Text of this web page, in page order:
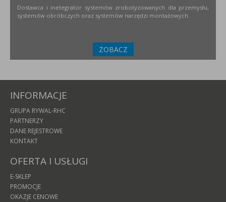
Dostawca i inetegrator systemów zrobotyzowanych dla przemysłu,
systemów obróbczych oraz systemów narzędzi montażowych.
ZOBACZ
INFORMACJE
GRUPA RYWAL-RHC
PARTNERZY
DANE REJESTROWE
KONTAKT
OFERTA I USŁUGI
E-SKLEP
PROMOCJE
OKAZJE CENOWE